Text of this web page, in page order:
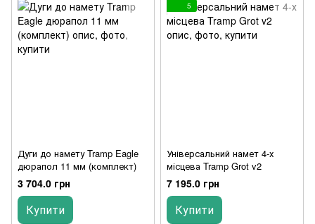
Дуги до намету Tramp Eagle
дюрапол 11 мм (комплект)
3 704.0 грн
Купити
5
Універсальний намет 4-х
місцева Tramp Grot v2
7 195.0 грн
Купити